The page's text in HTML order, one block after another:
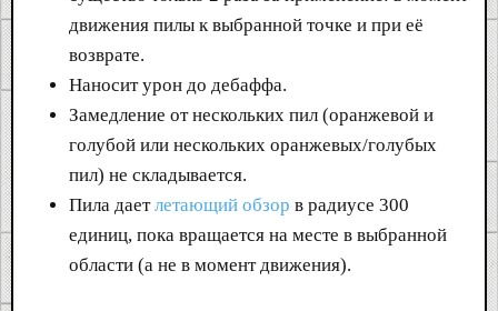
движения пилы к выбранной точке и при её
возврате.
Наносит урон до дебаффа.
Замедление от нескольких пил (оранжевой и
голубой или нескольких оранжевых/голубых
пил) не складывается.
Пила даетлетающий обзор в радиусе 300
единиц, пока вращается на месте в выбранной
области (а не в момент движения).